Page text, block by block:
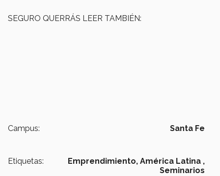
SEGURO QUERRÁS LEER TAMBIÉN:
Campus: Santa Fe
Etiquetas: Emprendimiento, América Latina ,
Seminarios